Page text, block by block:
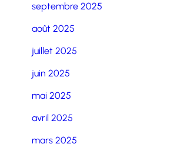
septembre 2025
août 2025
juillet 2025
juin 2025
mai 2025
avril 2025
mars 2025